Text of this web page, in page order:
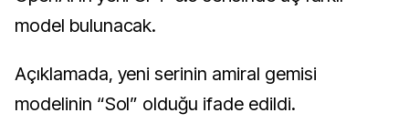
model bulunacak.
Açıklamada, yeni serinin amiral gemisi
modelinin “Sol” olduğu ifade edildi.